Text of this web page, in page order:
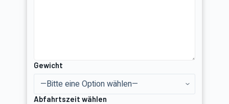
Gewicht
Abfahrtszeit wählen